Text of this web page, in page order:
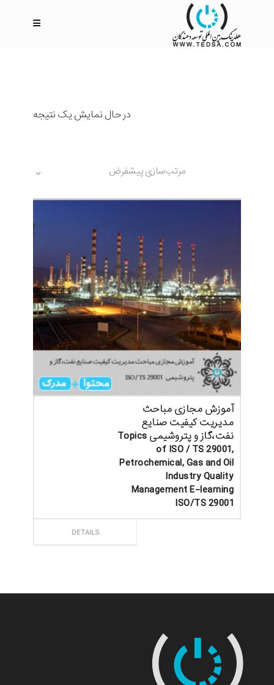
در حال نمایش یک نتیجه
مرتب‌سازی پیشفرض
آموزش مجازی مباحث
مدیریت کیفیت صنایع
نفت،گاز و پتروشیمی Topics
of ISO / TS 29001,
Petrochemical, Gas and Oil
Industry Quality
Management E-learning
ISO/TS 29001
DETAILS